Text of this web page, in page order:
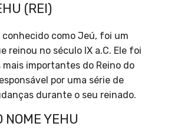
(REI)
conhecido como Jeú, foi um
reinou no século IX a.C. Ele foi
mais importantes do Reino do
por uma série de
durante o seu reinado.
NOME YEHU